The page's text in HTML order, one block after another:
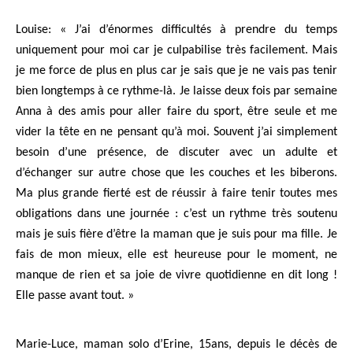
Louise: « J’ai d’énormes difficultés à prendre du temps
uniquement pour moi car je culpabilise très facilement. Mais
je me force de plus en plus car je sais que je ne vais pas tenir
bien longtemps à ce rythme-là. Je laisse deux fois par semaine
Anna à des amis pour aller faire du sport, être seule et me
vider la tête en ne pensant qu’à moi. Souvent j’ai simplement
besoin d’une présence, de discuter avec un adulte et
d’échanger sur autre chose que les couches et les biberons.
Ma plus grande fierté est de réussir à faire tenir toutes mes
obligations dans une journée : c’est un rythme très soutenu
mais je suis fière d’être la maman que je suis pour ma fille. Je
fais de mon mieux, elle est heureuse pour le moment, ne
manque de rien et sa joie de vivre quotidienne en dit long !
Elle passe avant tout. »
Marie-Luce, maman solo d’Erine, 15ans, depuis le décès de